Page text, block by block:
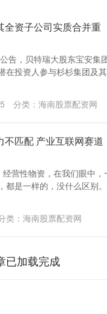
全资子公司实质合并重
告，贝特瑞大股东宝安集
在投资人参与杉杉集团及
分类： 海南股票配资网
匹配 产业互联网赛道
营性物资，在我们眼中，
都是一样的，没什么区别
类： 海南股票配资网
已加载完成